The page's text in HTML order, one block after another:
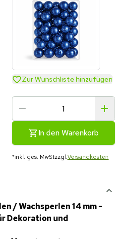
Zur Wunschliste hinzufügen
In den Warenkorb
*inkl. ges. MwStzzgl.Versandkosten
/ Wachsperlen 14 mm –
Dekoration und